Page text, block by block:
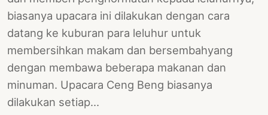
biasanya upacara ini dilakukan dengan cara
datang ke kuburan para leluhur untuk
membersihkan makam dan bersembahyang
dengan membawa beberapa makanan dan
minuman. Upacara Ceng Beng biasanya
dilakukan setiap…